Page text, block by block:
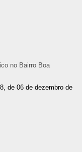
no Bairro Boa
de 06 de dezembro de